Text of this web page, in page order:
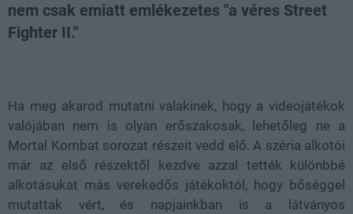
nem csak emiatt emlékezetes "a véres Street
Fighter II."
Ha meg akarod mutatni valakinek, hogy a videojátékok
valójában nem is olyan erőszakosak, lehetőleg ne a
Mortal Kombat sorozat részeit vedd elő. A széria alkotói
már az első részektől kezdve azzal tették különbbé
alkotásukat más verekedős játékoktól, hogy bőséggel
mutattak vért, és napjainkban is a látványos